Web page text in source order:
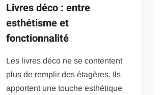
Livres déco : entre
esthétisme et
fonctionnalité
Les livres déco ne se contentent
plus de remplir des étagères. Ils
apportent une touche esthétique